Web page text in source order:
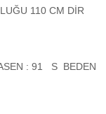
110 CM DİR
: 91 S BEDEN